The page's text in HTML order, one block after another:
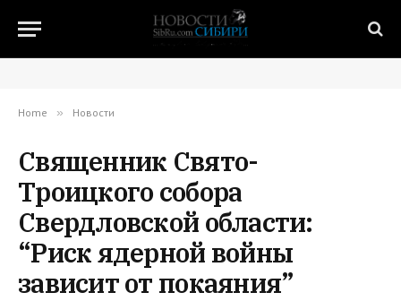
Home » Новости
Священник Свято-
Троицкого собора
Свердловской области:
“Риск ядерной войны
зависит от покаяния”